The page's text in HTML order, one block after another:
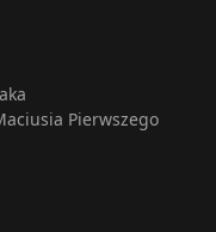
Pierwszego